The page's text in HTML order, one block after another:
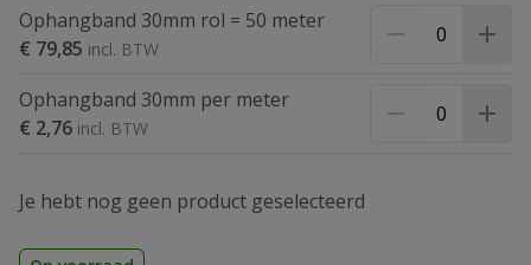
Ophangband 30mm rol = 50 meter
€ 79,85
Ophangband 30mm per meter
€ 2,76
Je hebt nog geen product geselecteerd